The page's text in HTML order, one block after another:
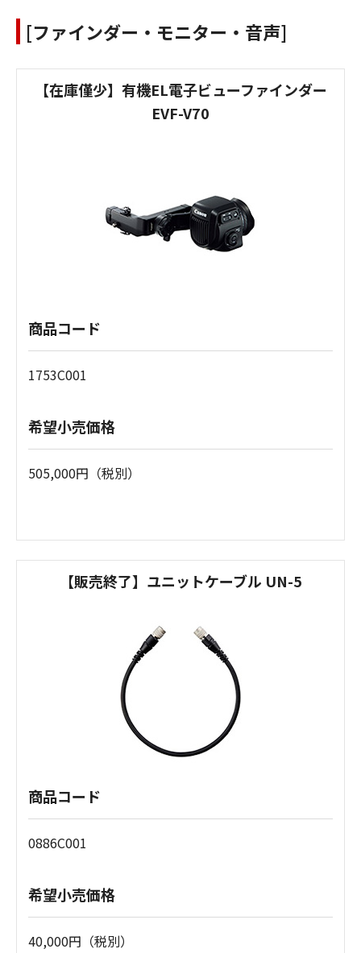
[ファインダー・モニター・音声]
【在庫僅少】有機EL電子ビューファインダー
EVF-V70
商品コード
1753C001
希望小売価格
505,000円（税別）
【販売終了】ユニットケーブル UN-5
商品コード
0886C001
希望小売価格
40,000円（税別）